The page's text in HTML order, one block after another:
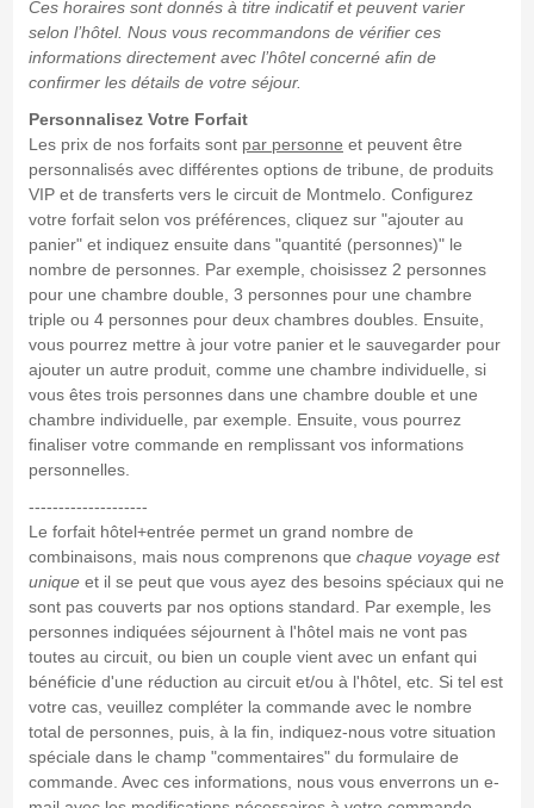
Ces horaires sont donnés à titre indicatif et peuvent varier
selon l’hôtel. Nous vous recommandons de vérifier ces
informations directement avec l’hôtel concerné afin de
confirmer les détails de votre séjour.
Personnalisez Votre Forfait
Les prix de nos forfaits sont par personne et peuvent être
personnalisés avec différentes options de tribune, de produits
VIP et de transferts vers le circuit de Montmelo. Configurez
votre forfait selon vos préférences, cliquez sur "ajouter au
panier" et indiquez ensuite dans "quantité (personnes)" le
nombre de personnes. Par exemple, choisissez 2 personnes
pour une chambre double, 3 personnes pour une chambre
triple ou 4 personnes pour deux chambres doubles. Ensuite,
vous pourrez mettre à jour votre panier et le sauvegarder pour
ajouter un autre produit, comme une chambre individuelle, si
vous êtes trois personnes dans une chambre double et une
chambre individuelle, par exemple. Ensuite, vous pourrez
finaliser votre commande en remplissant vos informations
personnelles.
--------------------
Le forfait hôtel+entrée permet un grand nombre de
combinaisons, mais nous comprenons que chaque voyage est
uniqueet il se peut que vous ayez des besoins spéciaux qui ne
sont pas couverts par nos options standard. Par exemple, les
personnes indiquées séjournent à l'hôtel mais ne vont pas
toutes au circuit, ou bien un couple vient avec un enfant qui
bénéficie d'une réduction au circuit et/ou à l'hôtel, etc. Si tel est
votre cas, veuillez compléter la commande avec le nombre
total de personnes, puis, à la fin, indiquez-nous votre situation
spéciale dans le champ "commentaires" du formulaire de
commande. Avec ces informations, nous vous enverrons un e-